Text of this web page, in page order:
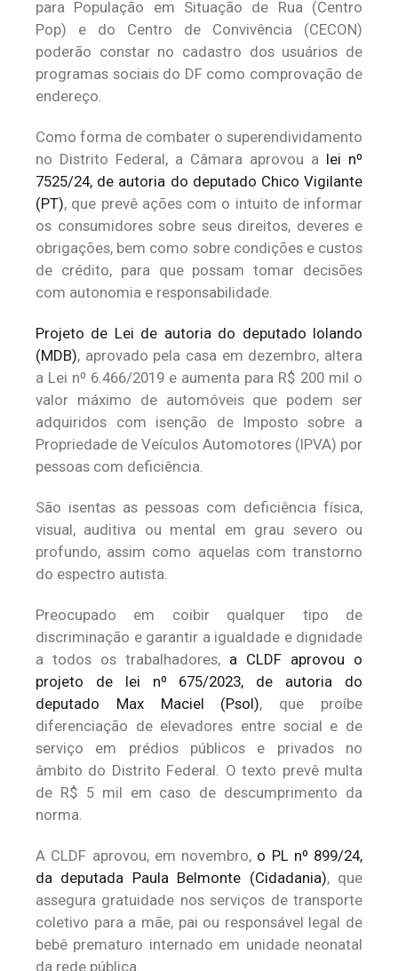
para População em Situação de Rua (Centro
Pop) e do Centro de Convivência (CECON)
poderão constar no cadastro dos usuários de
programas sociais do DF como comprovação de
endereço.
Como forma de combater o superendividamento
no Distrito Federal, a Câmara aprovou a lei nº
7525/24, de autoria do deputado Chico Vigilante
(PT), que prevê ações com o intuito de informar
os consumidores sobre seus direitos, deveres e
obrigações, bem como sobre condições e custos
de crédito, para que possam tomar decisões
com autonomia e responsabilidade.
Projeto de Lei de autoria do deputado Iolando
(MDB), aprovado pela casa em dezembro, altera
a Lei nº 6.466/2019 e aumenta para R$ 200 mil o
valor máximo de automóveis que podem ser
adquiridos com isenção de Imposto sobre a
Propriedade de Veículos Automotores (IPVA) por
pessoas com deficiência.
São isentas as pessoas com deficiência física,
visual, auditiva ou mental em grau severo ou
profundo, assim como aquelas com transtorno
do espectro autista.
Preocupado em coibir qualquer tipo de
discriminação e garantir a igualdade e dignidade
a todos os trabalhadores, a CLDF aprovou o
projeto de lei nº 675/2023, de autoria do
deputado Max Maciel (Psol), que proíbe
diferenciação de elevadores entre social e de
serviço em prédios públicos e privados no
âmbito do Distrito Federal. O texto prevê multa
de R$ 5 mil em caso de descumprimento da
norma.
A CLDF aprovou, em novembro, o PL nº 899/24,
da deputada Paula Belmonte (Cidadania), que
assegura gratuidade nos serviços de transporte
coletivo para a mãe, pai ou responsável legal de
bebê prematuro internado em unidade neonatal
da rede pública.